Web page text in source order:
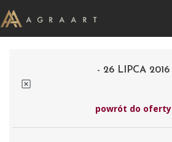
- 26 LIPCA 2016
powrót do oferty